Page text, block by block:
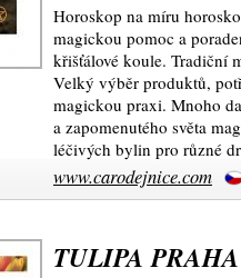
Horoskop na míru
magickou pomoc a
křišťálové koule. Tradiční
Velký výběr produktů,
magickou praxi. Mnoho
a zapomenutého světa
léčivých bylin pro různé
www.carodejnice.com
TULIPA